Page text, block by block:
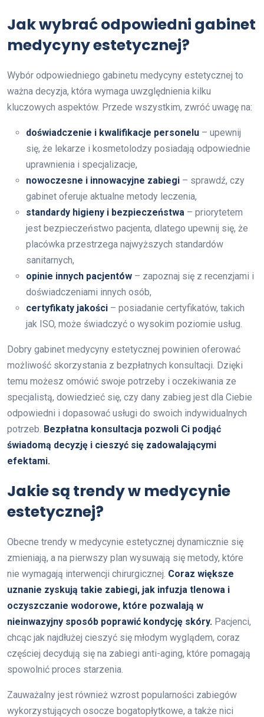
Jak wybrać odpowiedni gabinet
medycyny estetycznej?
Wybór odpowiedniego gabinetu medycyny estetycznej to
ważna decyzja, która wymaga uwzględnienia kilku
kluczowych aspektów. Przede wszystkim, zwróć uwagę na:
doświadczenie i kwalifikacje personelu – upewnij
się, że lekarze i kosmetolodzy posiadają odpowiednie
uprawnienia i specjalizacje,
nowoczesne i innowacyjne zabiegi – sprawdź, czy
gabinet oferuje aktualne metody leczenia,
standardy higieny i bezpieczeństwa – priorytetem
jest bezpieczeństwo pacjenta, dlatego upewnij się, że
placówka przestrzega najwyższych standardów
sanitarnych,
opinie innych pacjentów – zapoznaj się z recenzjami i
doświadczeniami innych osób,
certyfikaty jakości – posiadanie certyfikatów, takich
jak ISO, może świadczyć o wysokim poziomie usług.
Dobry gabinet medycyny estetycznej powinien oferować
możliwość skorzystania z bezpłatnych konsultacji. Dzięki
temu możesz omówić swoje potrzeby i oczekiwania ze
specjalistą, dowiedzieć się, czy dany zabieg jest dla Ciebie
odpowiedni i dopasować usługi do swoich indywidualnych
potrzeb. Bezpłatna konsultacja pozwoli Ci podjąć
świadomą decyzję i cieszyć się zadowalającymi
efektami.
Jakie są trendy w medycynie
estetycznej?
Obecne trendy w medycynie estetycznej dynamicznie się
zmieniają, a na pierwszy plan wysuwają się metody, które
nie wymagają interwencji chirurgicznej. Coraz większe
uznanie zyskują takie zabiegi, jak infuzja tlenowa i
oczyszczanie wodorowe, które pozwalają w
nieinwazyjny sposób poprawić kondycję skóry. Pacjenci,
chcąc jak najdłużej cieszyć się młodym wyglądem, coraz
częściej decydują się na zabiegi anti-aging, które pomagają
spowolnić proces starzenia.
Zauważalny jest również wzrost popularności zabiegów
wykorzystujących osocze bogatopłytkowe, a także nici